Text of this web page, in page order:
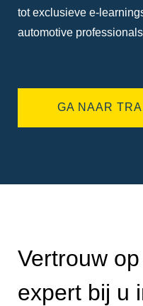
tot exclusieve e-
automotive
GA NAAR
Vertrouw
expert bij u